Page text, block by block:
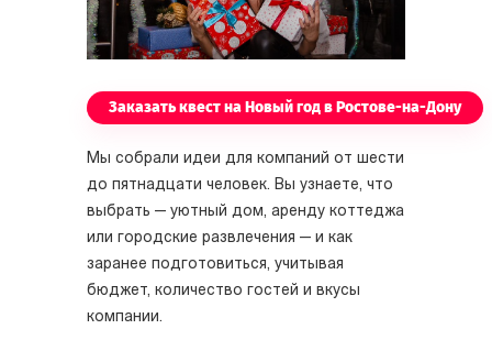
Заказать квест на Новый год в Ростове-на-Дону
Мы собрали идеи для компаний от шести
до пятнадцати человек. Вы узнаете, что
выбрать — уютный дом, аренду коттеджа
или городские развлечения — и как
заранее подготовиться, учитывая
бюджет, количество гостей и вкусы
компании.